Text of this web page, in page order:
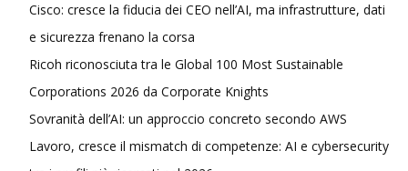
Cisco: cresce la fiducia dei CEO nell’AI, ma infrastrutture, dati
e sicurezza frenano la corsa
Ricoh riconosciuta tra le Global 100 Most Sustainable
Corporations 2026 da Corporate Knights
Sovranità dell’AI: un approccio concreto secondo AWS
Lavoro, cresce il mismatch di competenze: AI e cybersecurity